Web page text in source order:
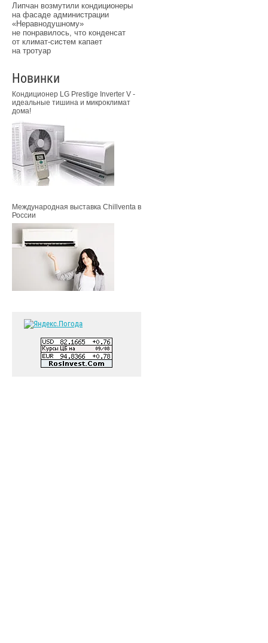
Липчан возмутили кондиционеры
на фасаде администрации
«Неравнодушному»
не понравилось, что конденсат
от климат-систем капает
на тротуар
Новинки
Кондиционер LG Prestige Inverter V -
идеальные тишина и микроклимат
дома!
Международная выставка Chillventa в
России